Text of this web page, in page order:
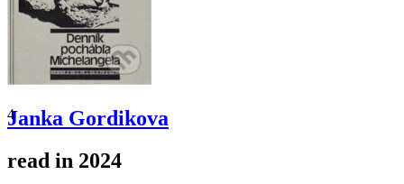
4
Janka Gordikova
read in 2024